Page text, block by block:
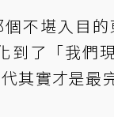
不堪入目
到了「我們
其實才是最